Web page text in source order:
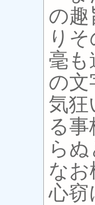
の趣
り
毫も
の文
気狂
る
ら
な
心窃